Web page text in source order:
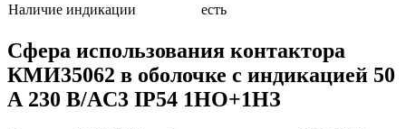
Наличие индикации
есть
Сфера использования контактора
КМИ35062 в оболочке с индикацией 50
А 230 В/AC3 IP54 1НО+1НЗ